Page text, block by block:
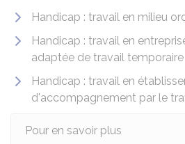
Handicap : travail en milieu
Handicap : travail en
adaptée de travail temporaire
Handicap : travail en
d'accompagnement par le
Pour en savoir plus